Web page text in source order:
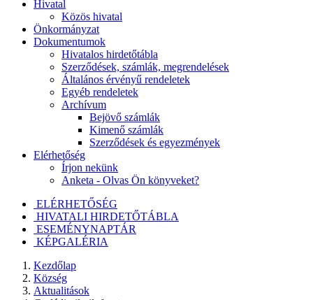
Hivatal
Közös hivatal
Önkormányzat
Dokumentumok
Hivatalos hirdetőtábla
Szerződések, számlák, megrendelések
Általános érvényű rendeletek
Egyéb rendeletek
Archívum
Bejövő számlák
Kimenő számlák
Szerződések és egyezmények
Elérhetőség
Írjon nekünk
Anketa - Olvas Ön könyveket?
ELÉRHETŐSÉG
HIVATALI HIRDETŐTÁBLA
ESEMÉNYNAPTÁR
KÉPGALÉRIA
Kezdőlap
Község
Aktualitások